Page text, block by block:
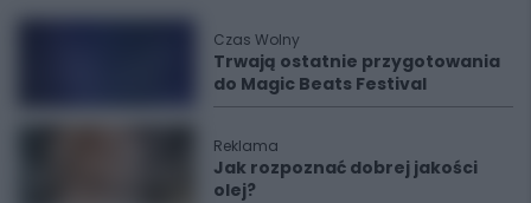
Czas Wolny
Trwają ostatnie przygotowania
do Magic Beats Festival
Reklama
Jak rozpoznać dobrej jakości
olej?